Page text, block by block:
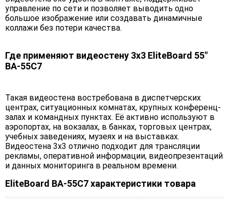
управление по сети и позволяет выводить одно
большое изображение или создавать динамичные
коллажи без потери качества.
Где применяют видеостену 3х3 EliteBoard 55"
BA-55C7
Такая видеостена востребована в диспетчерских
центрах, ситуационных комнатах, крупных конференц-
залах и командных пунктах. Её активно используют в
аэропортах, на вокзалах, в банках, торговых центрах,
учебных заведениях, музеях и на выставках.
Видеостена 3х3 отлично подходит для трансляции
рекламы, оперативной информации, видеопрезентаций
и данных мониторинга в реальном времени.
EliteBoard BA-55C7 характеристики товара